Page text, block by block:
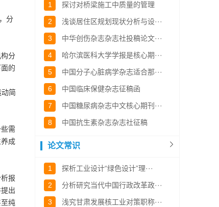
分
分
的
简
需
成
报
出
纯
1 探讨对桥梁施工中质量的管理
2 浅谈居住区规划现状分析与设···
3 中华创伤杂志杂志社投稿论文···
4 哈尔滨医科大学学报是核心期···
5 中国分子心脏病学杂志适合那···
6 中国临床保健杂志征稿函
7 中国糖尿病杂志中文核心期刊···
8 中国抗生素杂志杂志社征稿
论文常识
1 探析工业设计“绿色设计”理···
2 分析研究当代中国行政改革政···
3 浅究甘肃发展核工业对策职称···